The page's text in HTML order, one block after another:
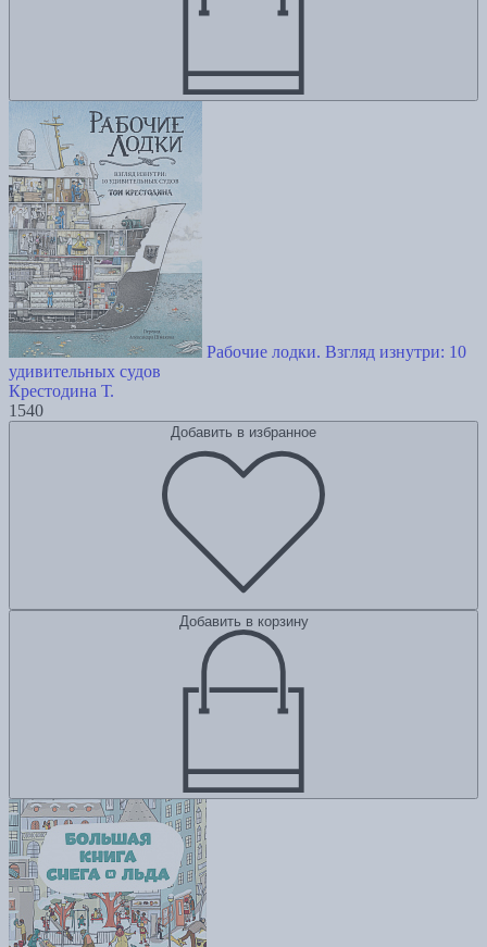
Рабочие лодки. Взгляд изнутри: 10
удивительных судов
Крестодина Т.
1540
Добавить в избранное
Добавить в корзину